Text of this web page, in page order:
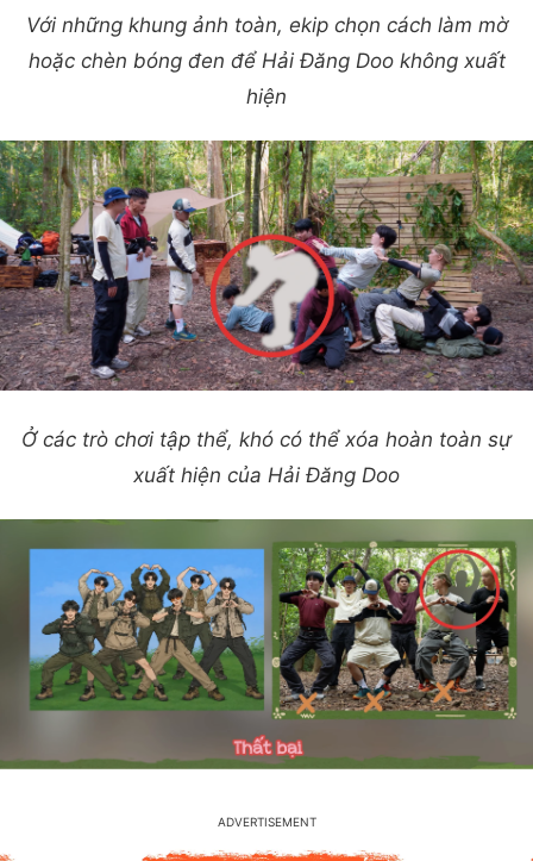
Với những khung ảnh toàn, ekip chọn cách làm mờ
hoặc chèn bóng đen để Hải Đăng Doo không xuất
hiện
Ở các trò chơi tập thể, khó có thể xóa hoàn toàn sự
xuất hiện của Hải Đăng Doo